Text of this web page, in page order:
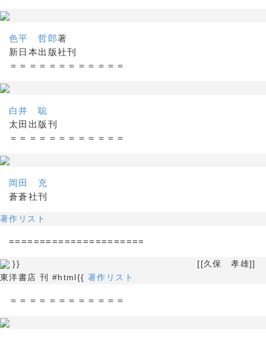
色平 哲郎著
新日本出版社刊
＝＝＝＝＝＝＝＝＝＝＝＝
白井 聡
太田出版刊
＝＝＝＝＝＝＝＝＝＝＝＝
岡田 充
蒼蒼社刊
著作リスト
======================
}} [[久保 孝雄]]
東洋書店 刊 #html{{ 著作リスト
＝＝＝＝＝＝＝＝＝＝＝＝